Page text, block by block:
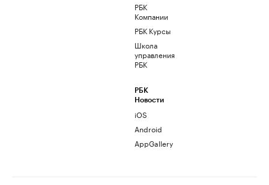
РБК
Компании
РБК Курсы
Школа
управления
РБК
РБК
Новости
iOS
Android
AppGallery